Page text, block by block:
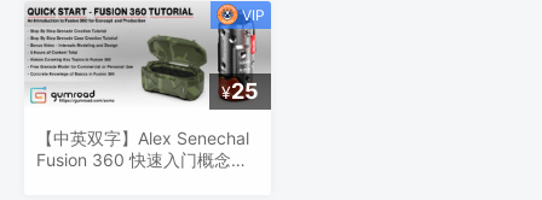
¥25
【中英双字】Alex Senechal
Fusion 360 快速入门概念设